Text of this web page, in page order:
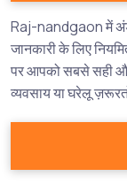
Raj-nandgaon में
जानकारी के लिए
पर आपको सबसे सही
व्यवसाय या घरेलू